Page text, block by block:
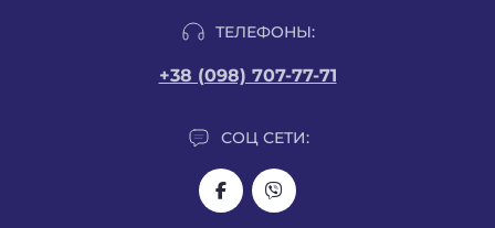
ТЕЛЕФОНЫ:
+38 (098) 707-77-71
СОЦ СЕТИ: